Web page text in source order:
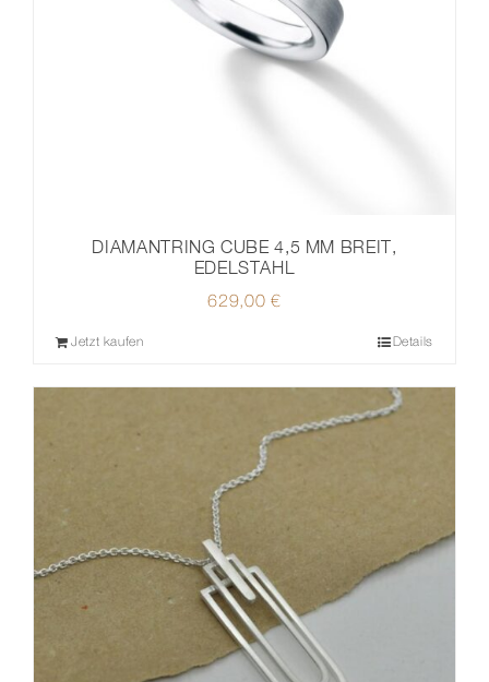
DIAMANTRING CUBE 4,5 MM BREIT,
EDELSTAHL
629,00 €
Jetzt kaufen Details